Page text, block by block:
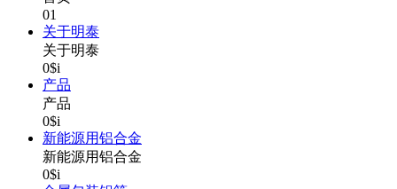
01
关于明泰
关于明泰
0$i
产品
产品
0$i
新能源用铝合金
新能源用铝合金
0$i